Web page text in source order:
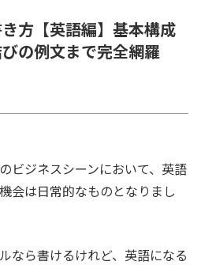
方【英語編】基本構成
の例文まで完全網羅
ビジネスシーンにおいて、英語
会は日常的なものとなりまし
なら書けるけれど、英語になる